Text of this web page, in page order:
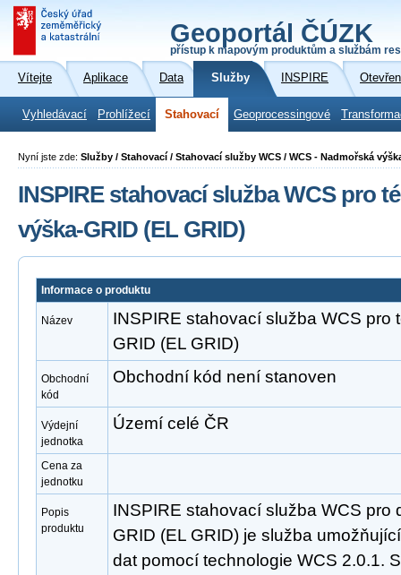
Geoportál ČÚZK
přístup k mapovým produktům a službám
Vítejte Aplikace Data Služby INSPIRE
Vyhledávací Prohlížecí Stahovací Geoprocessingové
Nyní jste zde: Služby / Stahovací / Stahovací služby WCS / WCS - Nadmořská
INSPIRE stahovací služba WCS pro
výška-GRID (EL GRID)
Informace o produktu
Název
INSPIRE stahovací služba WCS pro
GRID (EL GRID)
Obchodní
kód
Obchodní kód není stanoven
Výdejní
jednotka
Území celé ČR
Cena za
jednotku
Popis
produktu
INSPIRE stahovací služba WCS pro
GRID (EL GRID) je služba
dat pomocí technologie WCS 2.0.1.